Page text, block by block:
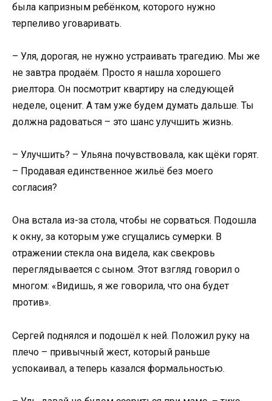
была капризным ребёнком, которого нужно
терпеливо уговаривать.
– Уля, дорогая, не нужно устраивать трагедию. Мы же
не завтра продаём. Просто я нашла хорошего
риелтора. Он посмотрит квартиру на следующей
неделе, оценит. А там уже будем думать дальше. Ты
должна радоваться – это шанс улучшить жизнь.
– Улучшить? – Ульяна почувствовала, как щёки горят.
– Продавая единственное жильё без моего
согласия?
Она встала из-за стола, чтобы не сорваться. Подошла
к окну, за которым уже сгущались сумерки. В
отражении стекла она видела, как свекровь
переглядывается с сыном. Этот взгляд говорил о
многом: «Видишь, я же говорила, что она будет
против».
Сергей поднялся и подошёл к ней. Положил руку на
плечо – привычный жест, который раньше
успокаивал, а теперь казался формальностью.